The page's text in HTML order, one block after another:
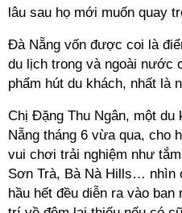
lâu sau họ mới muốn quay
Đà Nẵng vốn được coi là
du lịch trong và ngoài nước
phẩm hút du khách, nhất là
Chị Đặng Thu Ngân, một
Nẵng tháng 6 vừa qua, cho
vui chơi trải nghiệm như
Sơn Trà, Bà Nà Hills… nhìn
hầu hết đều diễn ra vào